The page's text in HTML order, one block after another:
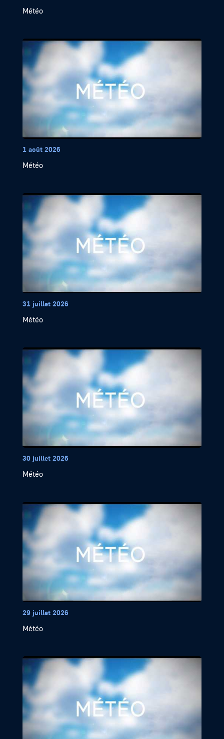
Météo
1 août 2026
Météo
31 juillet 2026
Météo
30 juillet 2026
Météo
29 juillet 2026
Météo